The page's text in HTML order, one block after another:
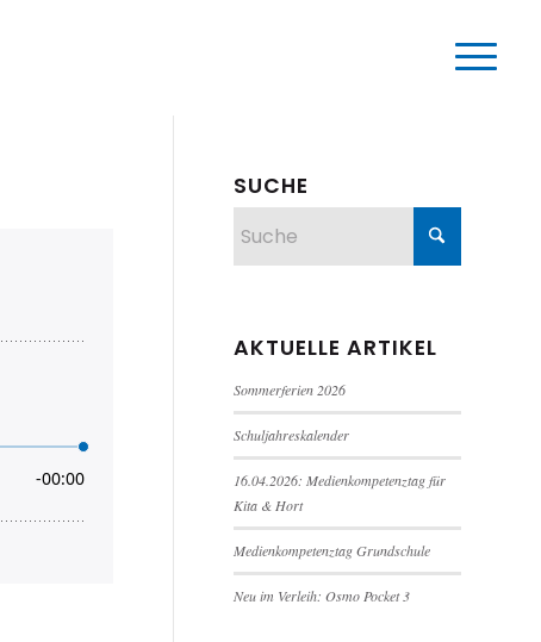
SUCHE
AKTUELLE ARTIKEL
Sommerferien 2026
Schuljahreskalender
16.04.2026: Medienkompetenztag für
Kita & Hort
Medienkompetenztag Grundschule
Neu im Verleih: Osmo Pocket 3